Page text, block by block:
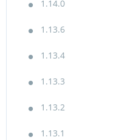
1.14.0
1.13.6
1.13.4
1.13.3
1.13.2
1.13.1